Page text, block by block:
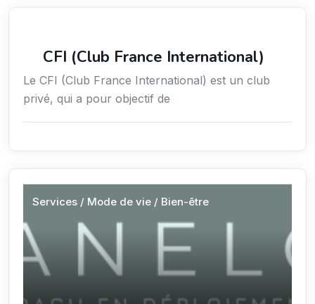
CFI (Club France International)
Le CFI (Club France International) est un club
privé, qui a pour objectif de
Services / Mode de vie / Bien-être